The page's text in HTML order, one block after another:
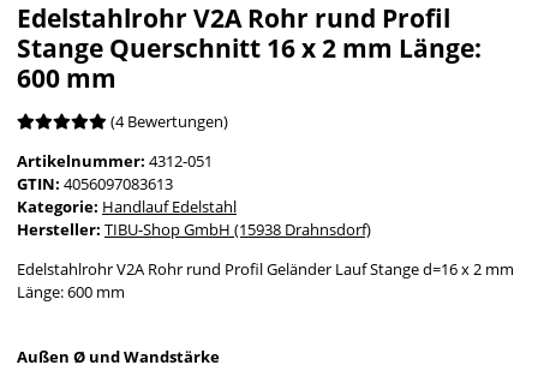
Edelstahlrohr V2A Rohr rund Profil
Stange Querschnitt 16 x 2 mm Länge:
600 mm
(4 Bewertungen)
Artikelnummer: 4312-051
GTIN: 4056097083613
Kategorie: Handlauf Edelstahl
Hersteller: TIBU-Shop GmbH (15938 Drahnsdorf)
Edelstahlrohr V2A Rohr rund Profil Geländer Lauf Stange d=16 x 2 mm
Länge: 600 mm
Außen Ø und Wandstärke